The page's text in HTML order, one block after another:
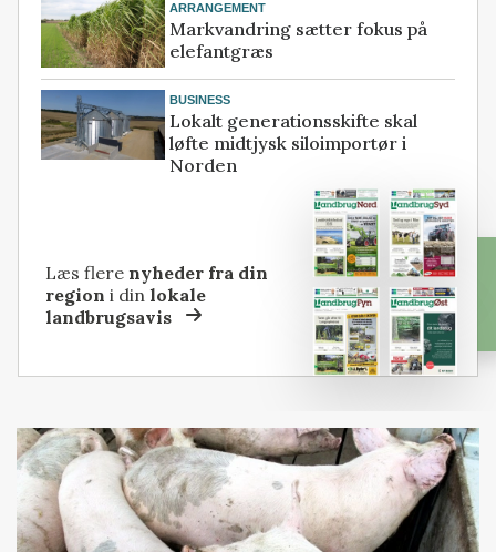
ARRANGEMENT
Markvandring sætter fokus på
elefantgræs
BUSINESS
Lokalt generationsskifte skal
løfte midtjysk siloimportør i
Norden
Læs flere nyheder fra din
region i dinlokale
landbrugsavis